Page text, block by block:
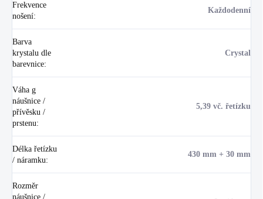
Frekvence
nošení:
Každodenní
Barva
krystalu dle
barevnice:
Crystal
Váha g
náušnice /
přívěsku /
prstenu:
5,39 vč. řetízku
Délka řetízku
/ náramku:
430 mm + 30 mm
Rozměr
náušnice /